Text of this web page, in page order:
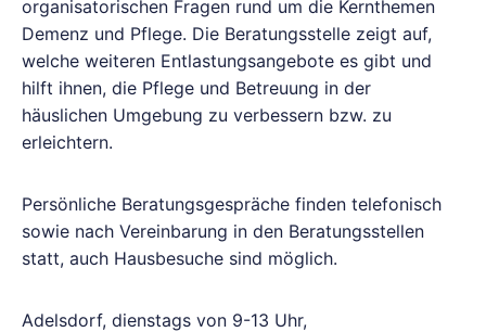
organisatorischen Fragen rund um die Kernthemen
Demenz und Pflege. Die Beratungsstelle zeigt auf,
welche weiteren Entlastungsangebote es gibt und
hilft ihnen, die Pflege und Betreuung in der
häuslichen Umgebung zu verbessern bzw. zu
erleichtern.
Persönliche Beratungsgespräche finden telefonisch
sowie nach Vereinbarung in den Beratungsstellen
statt, auch Hausbesuche sind möglich.
Adelsdorf, dienstags von 9-13 Uhr,